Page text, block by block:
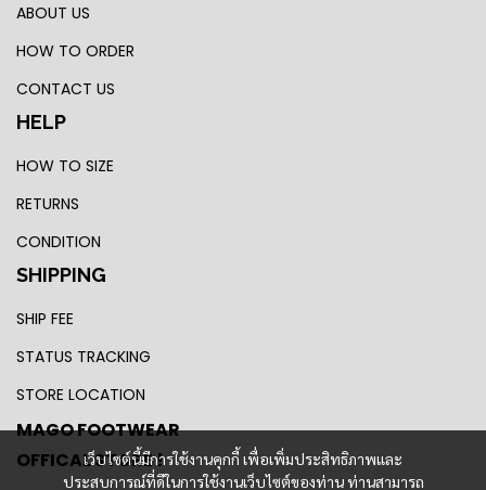
เว็บไซต์นี้มีการใช้งานคุกกี้ เพื่อเพิ่มประสิทธิภาพและ
ประสบการณ์ที่ดีในการใช้งานเว็บไซต์ของท่าน ท่านสามารถ
ABOUT US
HOW TO ORDER
CONTACT US
HELP
HOW TO SIZE
RETURNS
CONDITION
SHIPPING
SHIP FEE
STATUS TRACKING
STORE LOCATION
MAGO FOOTWEAR
OFFICAL STORE !